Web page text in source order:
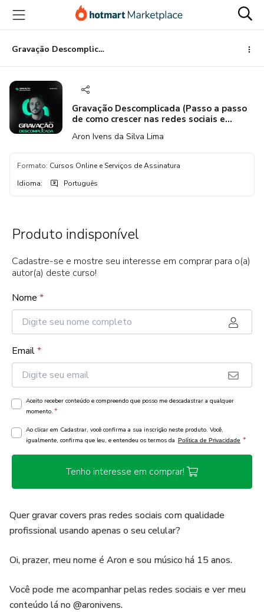
para
conteúdo
principal
para
pagamento
para
rodapé
Gravação Descomplicada (Passo a passo de como crescer nas redes sociais e gravar com qualidade)
Gravação Descomplicada (Passo a passo
de como crescer nas redes sociais e
Aron Ivens da Silva Lima
Formato: Cursos Online e Serviços de Assinatura
Idioma: Português
Produto indisponível
Cadastre-se e mostre seu interesse em comprar para o(a)
autor(a) deste curso!
Nome *
Email*
Aceito receber conteúdo e compreendo que posso me descadastrar a qualquer
momento. *
Ao clicar em Cadastrar, você confirma a sua inscrição neste produto. Você,
igualmente, confirma que leu, e entendeu os termos da Política de Privacidade *
Tenho interesse em comprar!
Quer gravar covers pras redes sociais com qualidade
profissional usando apenas o seu celular?
Oi, prazer, meu nome é Aron e sou músico há 15 anos.
Você pode me acompanhar pelas redes sociais e ver meu
conteúdo lá no @aronivens.